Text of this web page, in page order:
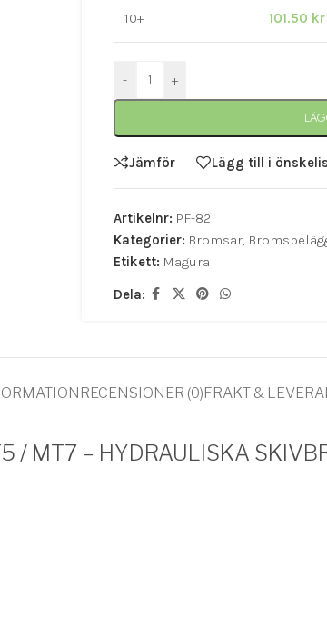
10+ 101.50 kr
- +
Jämför Lägg till i
Artikelnr: PF-82
Kategorier: Bromsar,
Etikett: Magura
Dela:
RECENSIONER (0)FRAKT &
/ MT7 – HYDRAULISKA